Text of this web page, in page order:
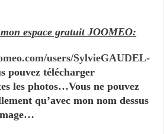
espace gratuit JOOMEO:
users/SylvieGAUDEL-
pouvez télécharger
les photos…Vous ne pouvez
qu’avec mon nom dessus